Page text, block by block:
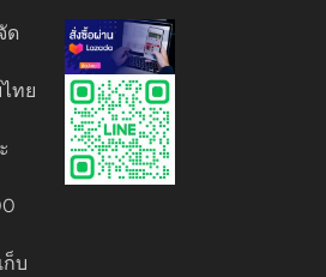
ด
ทย
ก็บ